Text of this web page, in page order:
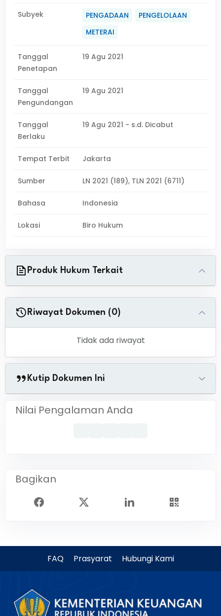
Subyek PENGADAAN
PENGELOLAAN
METERAI
Tanggal
Penetapan
19 Agu 2021
Tanggal
Pengundangan
19 Agu 2021
Tanggal
Berlaku
19 Agu 2021 - s.d. Dicabut
Tempat Terbit Jakarta
Sumber LN 2021 (189), TLN 2021 (6711)
Bahasa Indonesia
Lokasi Biro Hukum
Produk Hukum Terkait
Riwayat Dokumen (0)
Tidak ada riwayat
Kutip Dokumen Ini
Nilai Pengalaman Anda
Bagikan
FAQ Prasyarat Hubungi Kami